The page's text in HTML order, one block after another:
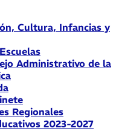
Cultura, Infancias y
Administrativo de la
Regionales
2023-2027